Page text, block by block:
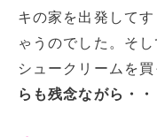
キの家を出発して
ゃうのでした。そ
シュークリームを
らも残念ながら・・